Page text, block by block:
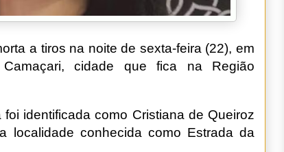
a tiros na noite de sexta-feira (22), em
cidade que fica na Região
identificada como Cristiana de Queiroz
localidade conhecida como Estrada da